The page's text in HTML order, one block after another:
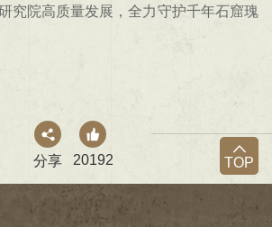
TOP
究院高质量发展，全力守护千年石窟瑰
分享 20192